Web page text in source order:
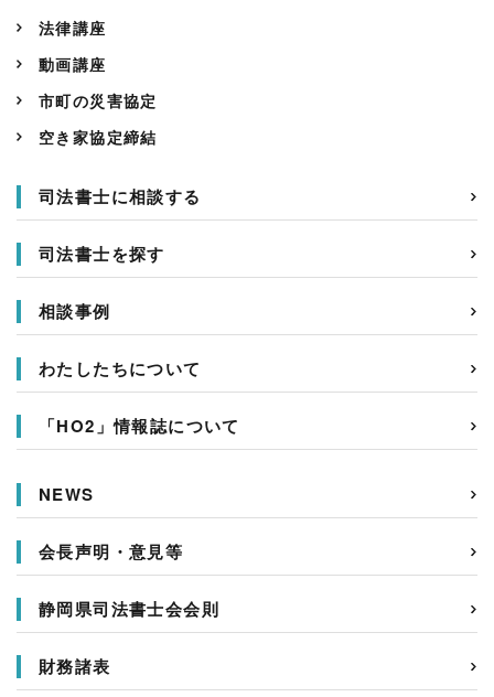
法律講座
動画講座
市町の災害協定
空き家協定締結
司法書士に相談する
司法書士を探す
相談事例
わたしたちについて
「HO2」情報誌について
NEWS
会長声明・意見等
静岡県司法書士会会則
財務諸表